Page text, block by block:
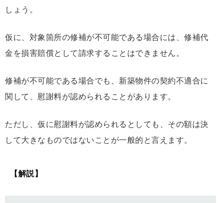
しょう。
仮に、対象箇所の修補が不可能である場合には、修補代
金を損害賠償として請求することはできません。
修補が不可能である場合でも、新築物件の契約不適合に
関して、慰謝料が認められることがあります。
ただし、仮に慰謝料が認められるとしても、その額は決
して大きなものではないことが一般的と言えます。
【解説】